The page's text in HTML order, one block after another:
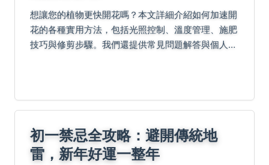
想讓您的植物更快開花嗎？本文詳細介紹如何加速開
花的各種實用方法，包括光照控制、溫度管理、施肥
技巧與修剪步驟。我們還提供常見問題解答與個人經
初一禁忌全攻略：避開傳統地
雷，新年好運一整年